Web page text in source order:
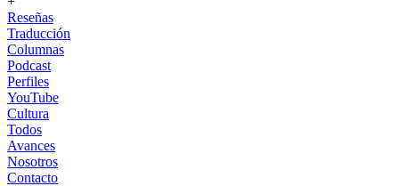
Reseñas
Traducción
Columnas
Podcast
Perfiles
YouTube
Cultura
Todos
Avances
Nosotros
Contacto